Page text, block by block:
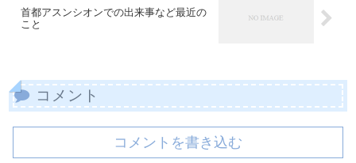
首都アスンシオンでの出来事など最近の
こと
コメント
コメントを書き込む